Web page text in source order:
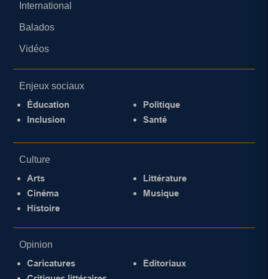
International
Balados
Vidéos
Enjeux sociaux
Éducation
Inclusion
Politique
Santé
Culture
Arts
Cinéma
Histoire
Littérature
Musique
Opinion
Caricatures
Éditoriaux